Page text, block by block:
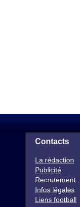
Contacts
La rédaction
Publicité
Recrutement
Infos légales
Liens football